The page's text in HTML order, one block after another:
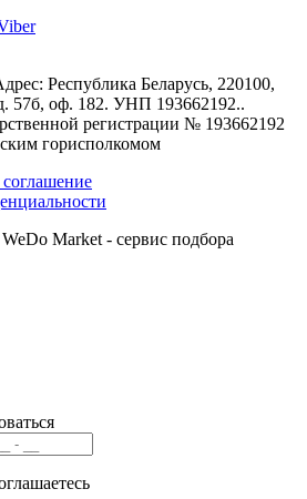
Республика Беларусь, 220100,
57б, оф. 182. УНП 193662192..
регистрации № 193662192
горисполкомом
соглашение
Market - сервис подбора